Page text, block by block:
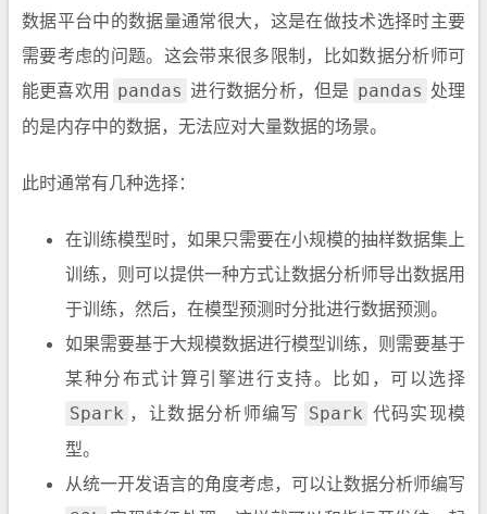
数据平台中的数据量通常很大，这是在做技术选择时主要
需要考虑的问题。这会带来很多限制，比如数据分析师可
能更喜欢用 pandas 进行数据分析，但是 pandas 处理
的是内存中的数据，无法应对大量数据的场景。
此时通常有几种选择：
在训练模型时，如果只需要在小规模的抽样数据集上
训练，则可以提供一种方式让数据分析师导出数据用
于训练，然后，在模型预测时分批进行数据预测。
如果需要基于大规模数据进行模型训练，则需要基于
某种分布式计算引擎进行支持。比如，可以选择
Spark ，让数据分析师编写 Spark 代码实现模
型。
从统一开发语言的角度考虑，可以让数据分析师编写